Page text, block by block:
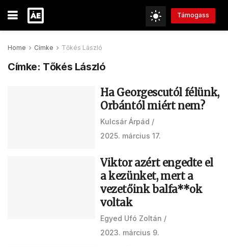
Támogass
Home Címke Tőkés László
Címke: Tőkés László
Ha Georgescutól félünk,
Orbántól miért nem?
Kulcsár Árpád
2025. március 17.
Viktor azért engedte el
a kezünket, mert a
vezetőink balfa**ok
voltak
Egyed Ufó Zoltán
2023. március 9.